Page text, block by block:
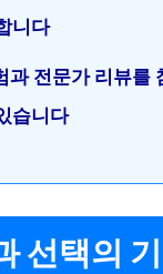
니다
전문가 리뷰를
습니다
선택의